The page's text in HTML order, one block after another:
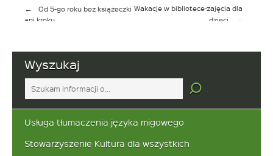
Nawigacja
wpisu
Od 5-go roku bez książeczki
ani kroku
Wakacje w bibliotece-zajęcia dla
dzieci
Wyszukaj
wpisz
Usługa tłumaczenia języka migowego
Stowarzyszenie Kultura dla wszystkich